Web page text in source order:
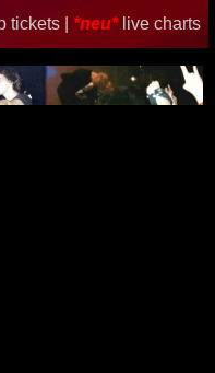
tickets | *neu* live charts